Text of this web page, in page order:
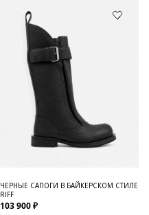
ЧЕРНЫЕ САПОГИ В БАЙКЕРСКОМ СТИЛЕ
RIFF
103 900 ₽